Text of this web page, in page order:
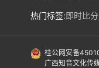
热门标签:即时比分
国际赛事:亚洲预
桂公网安备
广西知音文化传